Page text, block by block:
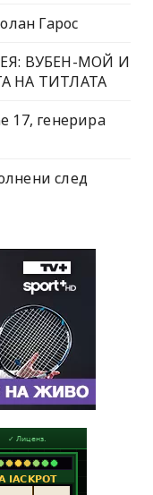
Гарос
ВУБЕН-МОЙ И
НА ТИТЛАТА
17, генерира
след